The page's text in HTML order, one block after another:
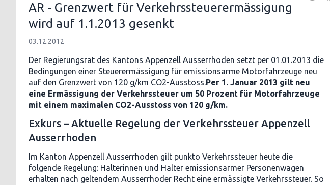
AR - Grenzwert für Verkehrssteuerermässigung
wird auf 1.1.2013 gesenkt
03.12.2012
Der Regierungsrat des Kantons Appenzell Ausserrhoden setzt per 01.01.2013 die
Bedingungen einer Steuerermässigung für emissionsarme Motorfahrzeuge neu
auf den Grenzwert von 120 g/km CO2-Ausstoss.Per 1. Januar 2013 gilt neu
eine Ermässigung der Verkehrssteuer um 50 Prozent für Motorfahrzeuge
mit einem maximalen CO2-Ausstoss von 120 g/km.
Exkurs – Aktuelle Regelung der Verkehrssteuer Appenzell
Ausserrhoden
Im Kanton Appenzell Ausserrhoden gilt punkto Verkehrssteuer heute die
folgende Regelung: Halterinnen und Halter emissionsarmer Personenwagen
erhalten nach geltendem Ausserrhoder Recht eine ermässigte Verkehrssteuer. So